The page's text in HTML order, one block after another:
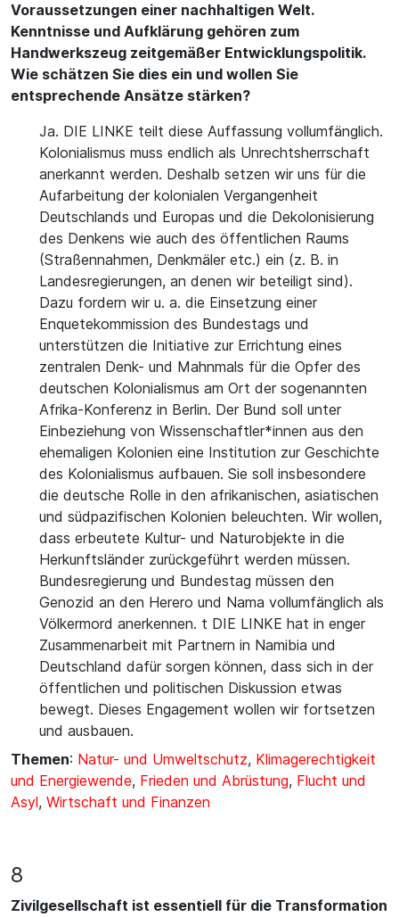
Voraussetzungen einer nachhaltigen Welt.
Kenntnisse und Aufklärung gehören zum
Handwerkszeug zeitgemäßer Entwicklungspolitik.
Wie schätzen Sie dies ein und wollen Sie
entsprechende Ansätze stärken?
Ja. DIE LINKE teilt diese Auffassung vollumfänglich.
Kolonialismus muss endlich als Unrechtsherrschaft
anerkannt werden. Deshalb setzen wir uns für die
Aufarbeitung der kolonialen Vergangenheit
Deutschlands und Europas und die Dekolonisierung
des Denkens wie auch des öffentlichen Raums
(Straßennahmen, Denkmäler etc.) ein (z. B. in
Landesregierungen, an denen wir beteiligt sind).
Dazu fordern wir u. a. die Einsetzung einer
Enquetekommission des Bundestags und
unterstützen die Initiative zur Errichtung eines
zentralen Denk- und Mahnmals für die Opfer des
deutschen Kolonialismus am Ort der sogenannten
Afrika-Konferenz in Berlin. Der Bund soll unter
Einbeziehung von Wissenschaftler*innen aus den
ehemaligen Kolonien eine Institution zur Geschichte
des Kolonialismus aufbauen. Sie soll insbesondere
die deutsche Rolle in den afrikanischen, asiatischen
und südpazifischen Kolonien beleuchten. Wir wollen,
dass erbeutete Kultur- und Naturobjekte in die
Herkunftsländer zurückgeführt werden müssen.
Bundesregierung und Bundestag müssen den
Genozid an den Herero und Nama vollumfänglich als
Völkermord anerkennen. t DIE LINKE hat in enger
Zusammenarbeit mit Partnern in Namibia und
Deutschland dafür sorgen können, dass sich in der
öffentlichen und politischen Diskussion etwas
bewegt. Dieses Engagement wollen wir fortsetzen
und ausbauen.
Themen: Natur- und Umweltschutz, Klimagerechtigkeit
und Energiewende, Frieden und Abrüstung, Flucht und
Asyl, Wirtschaft und Finanzen
8
Zivilgesellschaft ist essentiell für die Transformation